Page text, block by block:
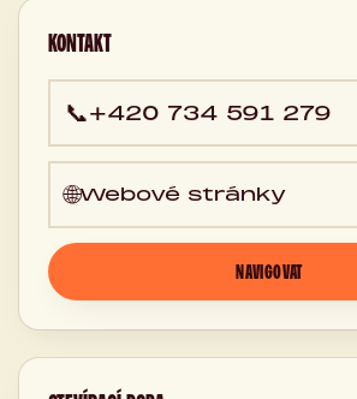
republika
KONTAKT
📞+420 734 591 279
🌐Webové stránky
NAVIGOVAT